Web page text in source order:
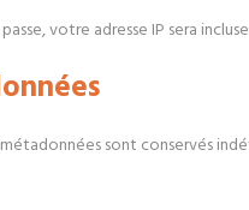
votre adresse IP sera
sont conservés